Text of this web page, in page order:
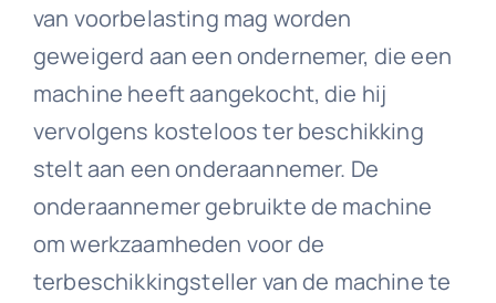
van voorbelasting mag worden
geweigerd aan een ondernemer, die een
machine heeft aangekocht, die hij
vervolgens kosteloos ter beschikking
stelt aan een onderaannemer. De
onderaannemer gebruikte de machine
om werkzaamheden voor de
terbeschikkingsteller van de machine te